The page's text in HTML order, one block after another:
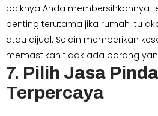
baiknya Anda membersihkannya
penting terutama jika rumah itu
atau dijual. Selain memberikan
memastikan tidak ada barang
7. Pilih Jasa
Terpercaya